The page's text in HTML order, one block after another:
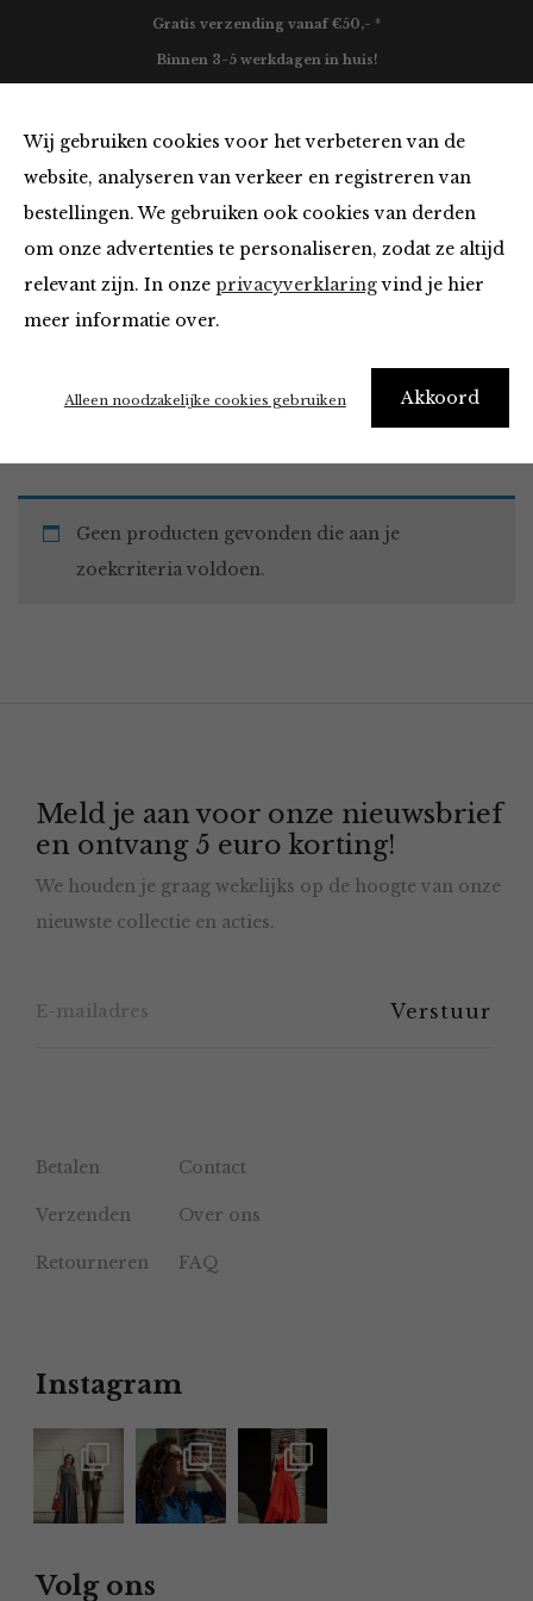
Wij gebruiken cookies voor het verbeteren van de
website, analyseren van verkeer en registreren van
bestellingen. We gebruiken ook cookies van derden
om onze advertenties te personaliseren, zodat ze altijd
relevant zijn. In onze privacyverklaringvind je hier
meer informatie over.
Akkoord
Alleen noodzakelijke cookies gebruiken
Gratis verzending vanaf €50,- *
Binnen 3-5 werkdagen in huis!
Must Haves
Home Winkel Accessoires Must Haves
Geen producten gevonden die aan je
zoekcriteria voldoen.
Meld je aan voor onze nieuwsbrief
en ontvang 5 euro korting!
We houden je graag wekelijks op de hoogte van onze
nieuwste collectie en acties.
Betalen Contact
Verzenden Over ons
Retourneren FAQ
Instagram
Volg ons